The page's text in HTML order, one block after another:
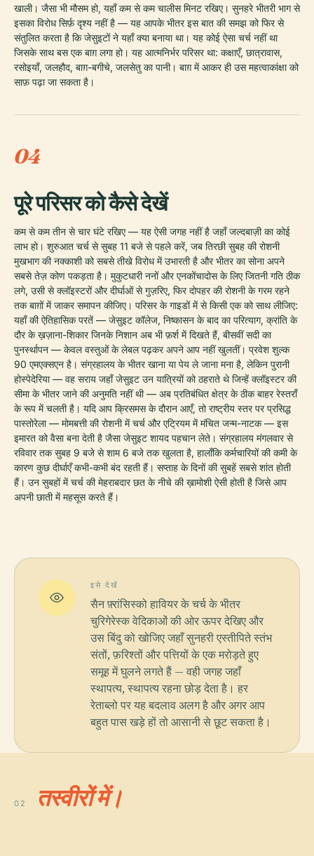
खाली। जैसा भी मौसम हो, यहाँ कम से कम चालीस मिनट रखिए। सुनहरे भीतरी भाग से
इसका विरोध सिर्फ़ दृश्य नहीं है — यह आपके भीतर इस बात की समझ को फिर से
संतुलित करता है कि जेसुइटों ने यहाँ क्या बनाया था। यह कोई ऐसा चर्च नहीं था
जिसके साथ बस एक बाग़ लगा हो। यह आत्मनिर्भर परिसर था: कक्षाएँ, छात्रावास,
रसोइयाँ, जलहौद, बाग़-बगीचे, जलसेतु का पानी। बाग़ में आकर ही उस महत्वाकांक्षा को
साफ़ पढ़ा जा सकता है।
04
पूरे परिसर को कैसे देखें
कम से कम तीन से चार घंटे रखिए — यह ऐसी जगह नहीं है जहाँ जल्दबाज़ी का कोई
लाभ हो। शुरुआत चर्च से सुबह 11 बजे से पहले करें, जब तिरछी सुबह की रोशनी
मुखभाग की नक्काशी को सबसे तीखे विरोध में उभारती है और भीतर का सोना अपने
सबसे तेज़ कोण पकड़ता है। मुकुटधारी ननों और एनकोंचादोस के लिए जितनी गति ठीक
लगे, उसी से क्लॉइस्टरों और दीर्घाओं से गुज़रिए, फिर दोपहर की रोशनी के गरम रहने
तक बाग़ों में जाकर समापन कीजिए। परिसर के गाइडों में से किसी एक को साथ लीजिए:
यहाँ की ऐतिहासिक परतें — जेसुइट कॉलेज, निष्कासन के बाद का परित्याग, क्रांति के
दौर के ख़ज़ाना-शिकार जिनके निशान अब भी फ़र्श में दिखते हैं, बीसवीं सदी का
पुनर्स्थापन — केवल वस्तुओं के लेबल पढ़कर अपने आप नहीं खुलतीं। प्रवेश शुल्क
90 एमएक्सएन है। संग्रहालय के भीतर खाना या पेय ले जाना मना है, लेकिन पुरानी
होस्पेदेरिया — वह सराय जहाँ जेसुइट उन यात्रियों को ठहराते थे जिन्हें क्लॉइस्टर की
सीमा के भीतर जाने की अनुमति नहीं थी — अब प्रतिबंधित क्षेत्र के ठीक बाहर रेस्तराँ
के रूप में चलती है। यदि आप क्रिसमस के दौरान आएँ, तो राष्ट्रीय स्तर पर प्रसिद्ध
पास्तोरेला — मोमबत्ती की रोशनी में चर्च और एट्रियम में मंचित जन्म-नाटक — इस
इमारत को वैसा बना देती है जैसा जेसुइट शायद पहचान लेते। संग्रहालय मंगलवार से
रविवार तक सुबह 9 बजे से शाम 6 बजे तक खुलता है, हालाँकि कर्मचारियों की कमी के
कारण कुछ दीर्घाएँ कभी-कभी बंद रहती हैं। सप्ताह के दिनों की सुबहें सबसे शांत होती
हैं। उन सुबहों में चर्च की मेहराबदार छत के नीचे की ख़ामोशी ऐसी होती है जिसे आप
अपनी छाती में महसूस करते हैं।
इसे देखें
सैन फ़्रांसिस्को हावियर के चर्च के भीतर
चुरिगेरेस्क वेदिकाओं की ओर ऊपर देखिए और
उस बिंदु को खोजिए जहाँ सुनहरी एस्तीपिते स्तंभ
संतों, फ़रिश्तों और पत्तियों के एक मरोड़ते हुए
समूह में घुलने लगते हैं — वही जगह जहाँ
स्थापत्य, स्थापत्य रहना छोड़ देता है। हर
रेताब्लो पर यह बदलाव अलग है और अगर आप
बहुत पास खड़े हों तो आसानी से छूट सकता है।
02 तस्वीरों में।